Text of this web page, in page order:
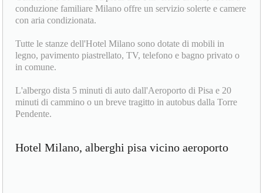
conduzione familiare Milano offre un servizio solerte e camere
con aria condizionata.
Tutte le stanze dell'Hotel Milano sono dotate di mobili in
legno, pavimento piastrellato, TV, telefono e bagno privato o
in comune.
L'albergo dista 5 minuti di auto dall'Aeroporto di Pisa e 20
minuti di cammino o un breve tragitto in autobus dalla Torre
Pendente.
Hotel Milano, alberghi pisa vicino aeroporto